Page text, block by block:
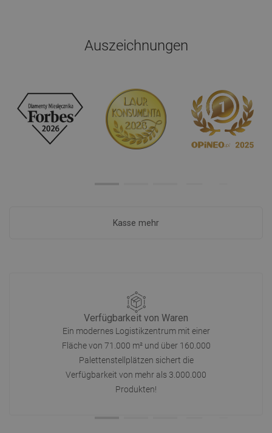
Auszeichnungen
Kasse mehr
Verfügbarkeit von Waren
Ein modernes Logistikzentrum mit einer
Fläche von 71.000 m² und über 160.000
Palettenstellplätzen sichert die
Verfügbarkeit von mehr als 3.000.000
Produkten!